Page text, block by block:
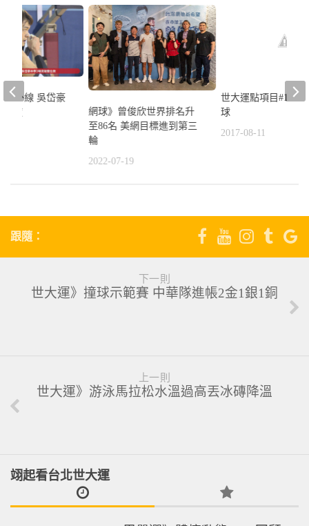
網球》曾俊欣世界排名升
至86名 美網目標進到第三
輪
2022-07-19
世大運點項目#15-高
球
2017-08-11
練外線 吳岱豪
握度
跟隨：
下一則
世大運》撞球示範賽 中華隊進帳2金1銀1銅
上一則
世大運》游泳馬拉松水溫過高丟冰磚降溫
翊起看台北世大運